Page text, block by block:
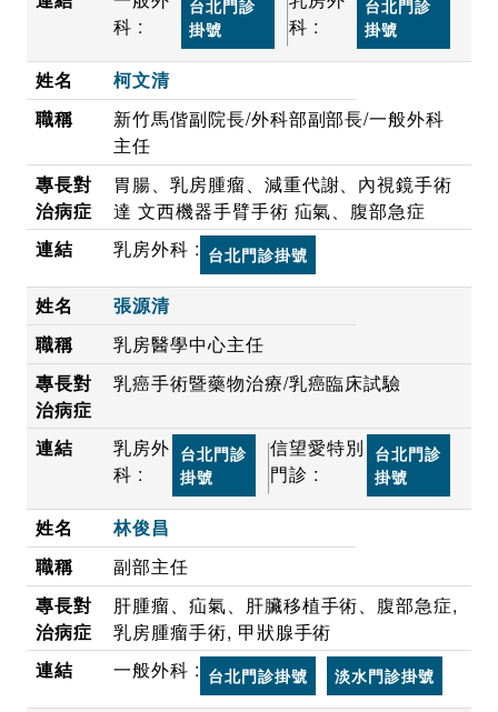
科 :
台北門診
掛號
科 :
台北門診
掛號
柯文清
新竹馬偕副院長/外科部副部長/一般外科
主任
胃腸、乳房腫瘤、減重代謝、內視鏡手術
達 文西機器手臂手術 疝氣、腹部急症
乳房外科 : 台北門診掛號
張源清
乳房醫學中心主任
乳癌手術暨藥物治療/乳癌臨床試驗
乳房外
科 :
台北門診
掛號
信望愛特別
門診 :
台北門診
掛號
林俊昌
副部主任
肝腫瘤、疝氣、肝臟移植手術、腹部急症,
乳房腫瘤手術, 甲狀腺手術
一般外科 : 台北門診掛號 淡水門診掛號